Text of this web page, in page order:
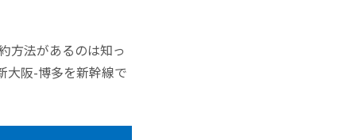
方法があるのは知っ
大阪-博多を新幹線で